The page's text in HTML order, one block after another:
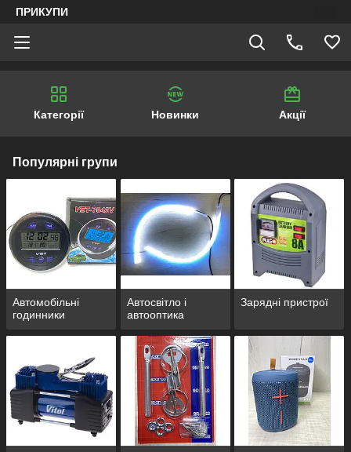
ПРИКУПИ
Категорії Новинки Акції
Популярні групи
Автомобільні
годинники
Автосвітло і
автооптика
Зарядні пристрої